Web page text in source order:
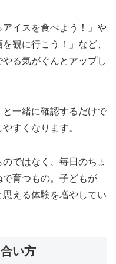
イスを食べよう！」や
観に行こう！」など、
る気がぐんとアップし
一緒に確認するだけで
すくなります。
ではなく、毎日のちょ
育つもの。子どもが
思える体験を増やしてい
い方